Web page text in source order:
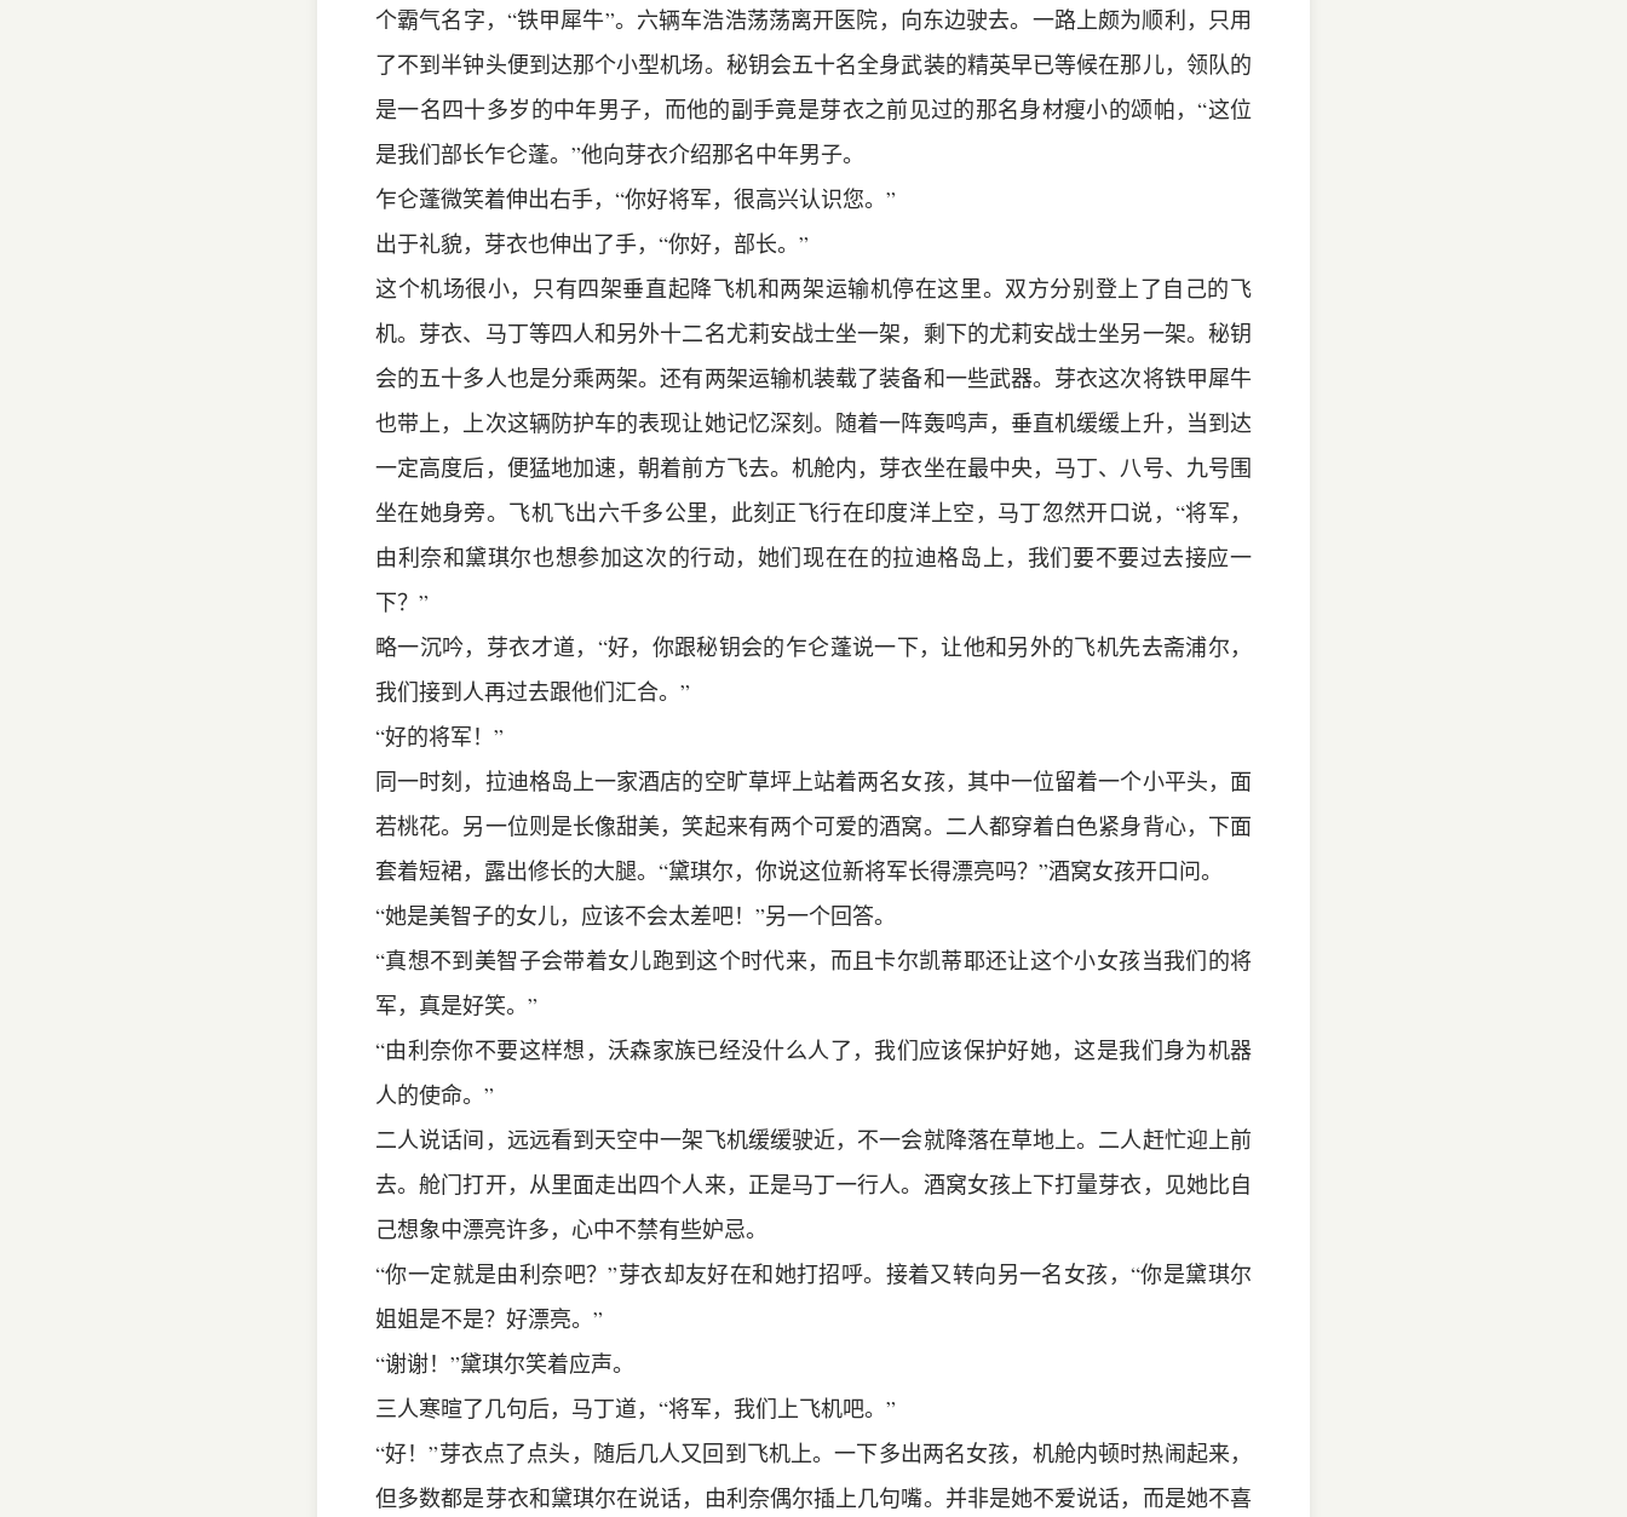
个霸气名字，“铁甲犀牛”。六辆车浩浩荡荡离开医院，向东边驶去。一路上颇为顺利，只用
了不到半钟头便到达那个小型机场。秘钥会五十名全身武装的精英早已等候在那儿，领队的
是一名四十多岁的中年男子，而他的副手竟是芽衣之前见过的那名身材瘦小的颂帕，“这位
是我们部长乍仑蓬。”他向芽衣介绍那名中年男子。
乍仑蓬微笑着伸出右手，“你好将军，很高兴认识您。”
出于礼貌，芽衣也伸出了手，“你好，部长。”
这个机场很小，只有四架垂直起降飞机和两架运输机停在这里。双方分别登上了自己的飞
机。芽衣、马丁等四人和另外十二名尤莉安战士坐一架，剩下的尤莉安战士坐另一架。秘钥
会的五十多人也是分乘两架。还有两架运输机装载了装备和一些武器。芽衣这次将铁甲犀牛
也带上，上次这辆防护车的表现让她记忆深刻。随着一阵轰鸣声，垂直机缓缓上升，当到达
一定高度后，便猛地加速，朝着前方飞去。机舱内，芽衣坐在最中央，马丁、八号、九号围
坐在她身旁。飞机飞出六千多公里，此刻正飞行在印度洋上空，马丁忽然开口说，“将军，
由利奈和黛琪尔也想参加这次的行动，她们现在在的拉迪格岛上，我们要不要过去接应一
下？”
略一沉吟，芽衣才道，“好，你跟秘钥会的乍仑蓬说一下，让他和另外的飞机先去斋浦尔，
我们接到人再过去跟他们汇合。”
“好的将军！”
同一时刻，拉迪格岛上一家酒店的空旷草坪上站着两名女孩，其中一位留着一个小平头，面
若桃花。另一位则是长像甜美，笑起来有两个可爱的酒窝。二人都穿着白色紧身背心，下面
套着短裙，露出修长的大腿。“黛琪尔，你说这位新将军长得漂亮吗？”酒窝女孩开口问。
“她是美智子的女儿，应该不会太差吧！”另一个回答。
“真想不到美智子会带着女儿跑到这个时代来，而且卡尔凯蒂耶还让这个小女孩当我们的将
军，真是好笑。”
“由利奈你不要这样想，沃森家族已经没什么人了，我们应该保护好她，这是我们身为机器
人的使命。”
二人说话间，远远看到天空中一架飞机缓缓驶近，不一会就降落在草地上。二人赶忙迎上前
去。舱门打开，从里面走出四个人来，正是马丁一行人。酒窝女孩上下打量芽衣，见她比自
己想象中漂亮许多，心中不禁有些妒忌。
“你一定就是由利奈吧？”芽衣却友好在和她打招呼。接着又转向另一名女孩，“你是黛琪尔
姐姐是不是？好漂亮。”
“谢谢！”黛琪尔笑着应声。
三人寒暄了几句后，马丁道，“将军，我们上飞机吧。”
“好！”芽衣点了点头，随后几人又回到飞机上。一下多出两名女孩，机舱内顿时热闹起来，
但多数都是芽衣和黛琪尔在说话，由利奈偶尔插上几句嘴。并非是她不爱说话，而是她不喜